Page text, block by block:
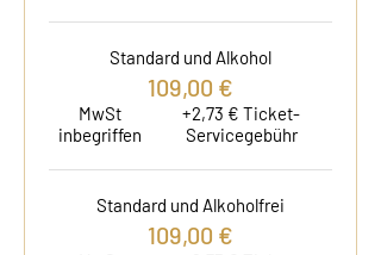
Standard und Alkohol
109,00 €
MwSt
inbegriffen
+2,73 € Ticket-
Servicegebühr
Standard und Alkoholfrei
109,00 €